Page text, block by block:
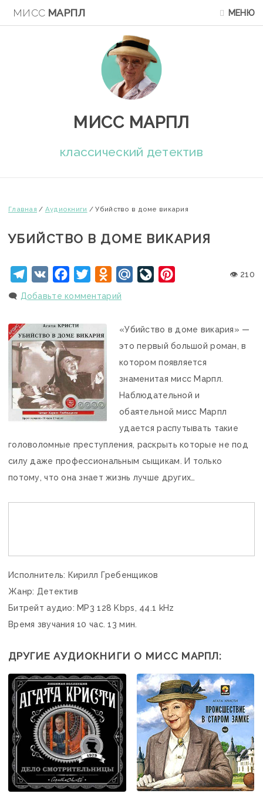
МИСС МАРПЛ МЕНЮ
МИСС МАРПЛ
классический детектив
Главная / Аудиокниги /Убийство в доме викария
УБИЙСТВО В ДОМЕ ВИКАРИЯ
Telegram
VK FacebookTwitterOdnoklassniki
Mail.RuLiveJournal 👁 210
🗨️ Добавьте комментарий
«Убийство в доме викария» —
это первый большой роман, в
котором появляется
знаменитая мисс Марпл.
Наблюдательной и
обаятельной мисс Марпл
удается распутывать такие
головоломные преступления, раскрыть которые не под
силу даже профессиональным сыщикам. И только
потому, что она знает жизнь лучше других…
Исполнитель: Кирилл Гребенщиков
Жанр: Детектив
Битрейт аудио: MP3 128 Kbps, 44.1 kHz
Время звучания 10 час. 13 мин.
ДРУГИЕ АУДИОКНИГИ О МИСС МАРПЛ: